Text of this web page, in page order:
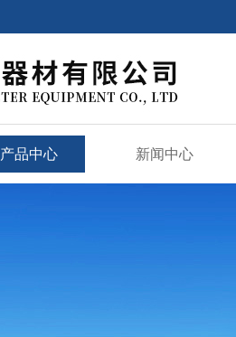
产品中心 新闻中心